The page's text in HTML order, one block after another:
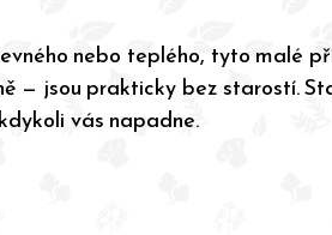
nebo teplého, tyto malé
— jsou prakticky bez starostí.
vás napadne.